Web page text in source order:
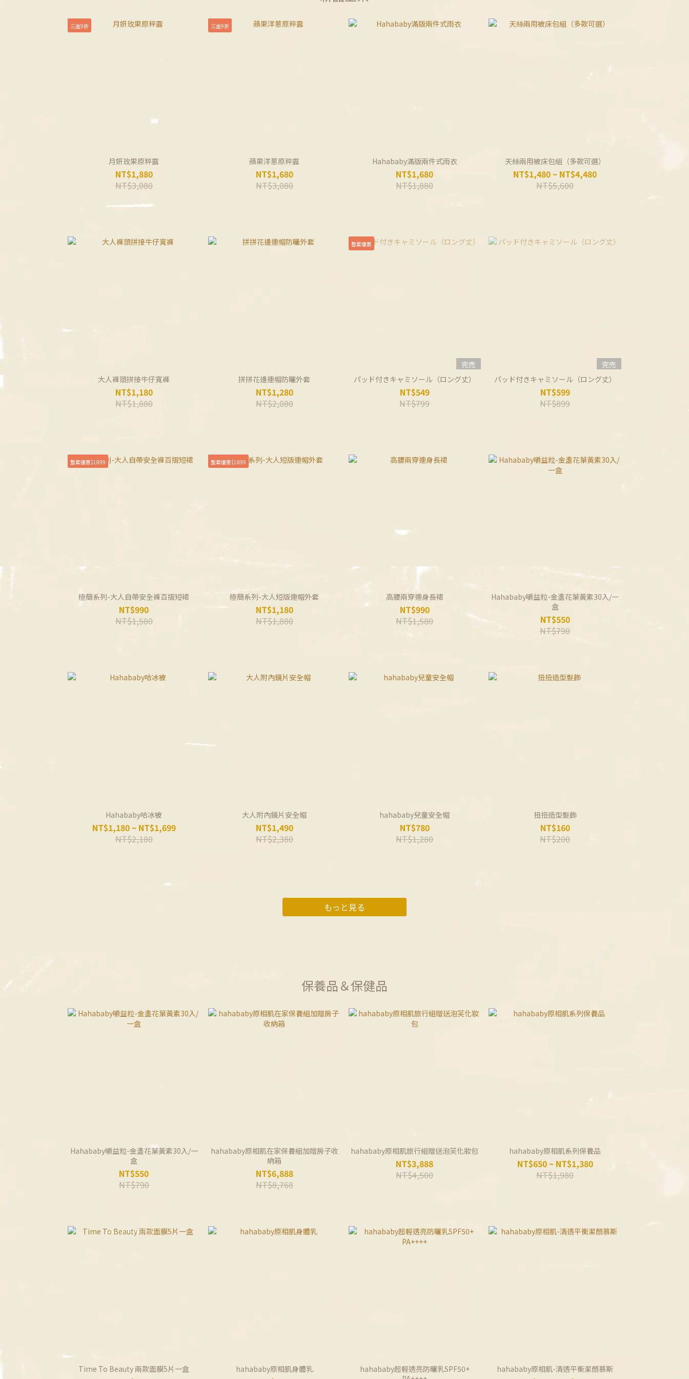
三盒9折
月妍玫果原粹露
NT$1,880
NT$3,080
三盒9折
蘋果洋蔥原粹露
NT$1,680
NT$3,080
Hahababy滿版兩件式雨衣
NT$1,680
NT$1,880
天絲兩用被床包組（多款可選）
NT$1,480 ~ NT$4,480
NT$5,600
大人褲頭拼接牛仔寬褲
NT$1,180
NT$1,880
拼拼花邊連帽防曬外套
NT$1,280
NT$2,080
整套優惠
完売
パッド付きキャミソール（ロング丈）
NT$549
NT$799
完売
パッド付きキャミソール（ロング丈）
NT$599
NT$899
整套優惠$1899
極簡系列-大人自帶安全褲百摺短裙
NT$990
NT$1,580
整套優惠$1899
極簡系列-大人短版連帽外套
NT$1,180
NT$1,880
高腰兩穿連身長裙
NT$990
NT$1,580
Hahababy嚼益粒-金盞花葉黃素30入/一
盒
NT$550
NT$790
Hahababy哈冰被
NT$1,180 ~ NT$1,699
NT$2,180
大人附內鏡片安全帽
NT$1,490
NT$2,380
hahababy兒童安全帽
NT$780
NT$1,280
扭扭造型髮飾
NT$160
NT$200
もっと見る
保養品＆保健品
Hahababy嚼益粒-金盞花葉黃素30入/一
盒
NT$550
NT$790
hahababy原相肌在家保養組加贈房子收
納箱
NT$6,888
NT$8,768
hahababy原相肌旅行組贈送泡芙化妝包
NT$3,888
NT$4,500
hahababy原相肌系列保養品
NT$650 ~ NT$1,380
NT$1,980
Time To Beauty 兩款面膜5片一盒 hahababy原相肌身體乳
hahababy超輕透亮防曬乳SPF50+
hahababy原相肌-清透平衡潔顏慕斯